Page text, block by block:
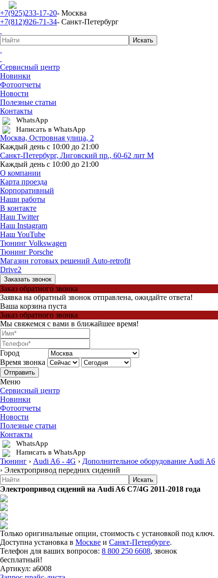
+7(925)233-17-20- Москва
+7(812)926-71-34- Санкт-Петербург
Сервисный центр
Новинки
Фотоотчеты
Новости
Полезные статьи
Контакты
WhatsApp
Написать в WhatsApp
Москва, Островная улица, 2
Каждый день с 10:00 до 21:00
Санкт-Петербург, Лиговский пр., 60-62 лит М
Каждый день с 10:00 до 21:00
О компании
Карта проезда
Корпоративный
Наши работы
В контакте
Наш Twitter
Наш Instagram
Наш YouTube
Тюнинг Volkswagen
Тюнинг Porsche
Магазин готовых решений Auto-retrofit
Drive2
Заказать звонок
Заказ обратного звонка
Заявка на обратный звонок отправлена, ожидайте ответа!
Ваша корзина пуста
Заказ обратного звонка
Мы свяжемся с вами в ближайшее время!
Город
Время звонка
Отправить
Меню
Сервисный центр
Новинки
Фотоотчеты
Новости
Полезные статьи
Контакты
WhatsApp
Написать в WhatsApp
Тюнинг › Audi A6 - 4G › Дополнительное оборудование Audi A6
› Электропривод передних сидений
Электропривод сидений на Audi A6 С7/4G 2011-2018 года
Только оригинальные опции, стоимость с установкой под ключ.
Доступна установка в Москве и Санкт-Петербурге.
Телефон для ваших вопросов: 8 800 250 6608, звонок
бесплатный!
Артикул: a6008